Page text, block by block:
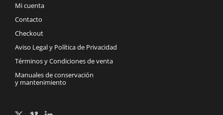
Mi cuenta
Contacto
Checkout
Aviso Legal y Política de Privacidad
Términos y Condiciones de venta
Manuales de conservación
y mantenimiento